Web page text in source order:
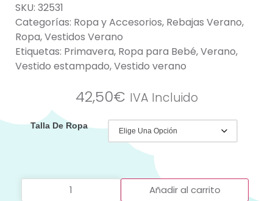
SKU: 32531
Categorías: Ropa y Accesorios, Rebajas Verano,
Ropa,Vestidos Verano
Etiquetas: Primavera, Ropa para Bebé,Verano,
Vestido estampado,Vestido verano
42,50€ IVA Incluido
Talla De Ropa
Añadir al carrito